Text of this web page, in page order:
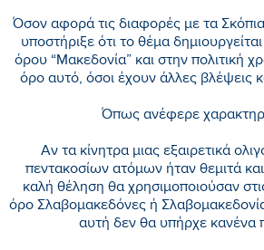
Όσον αφορά τις διαφορές με τα
υποστήριξε ότι το θέμα
όρου “Μακεδονία” και στην πολιτική
όρο αυτό, όσοι έχουν άλλες βλέψεις
Όπως ανέφερε
Αν τα κίνητρα μιας εξαιρετικά
πεντακοσίων ατόμων ήταν θεμιτά
καλή θέληση θα χρησιμοποιούσαν
όρο Σλαβομακεδόνες ή
αυτή δεν θα υπήρχε κανένα